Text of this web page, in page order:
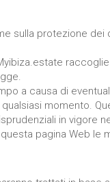
sulla protezione
a causa di
momento.
in
pagina Web